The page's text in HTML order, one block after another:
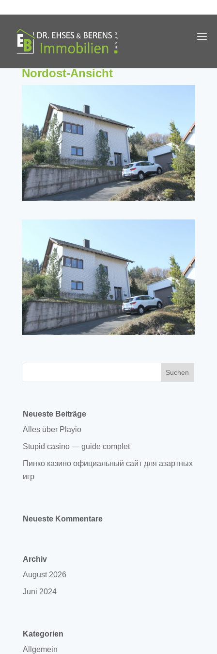
Nordost-Ansicht
Neueste Beiträge
Alles über Playio
Stupid casino — guide complet
Пинко казино официальный сайт для азартных
игр
Neueste Kommentare
Archiv
August 2026
Juni 2024
Kategorien
Allgemein